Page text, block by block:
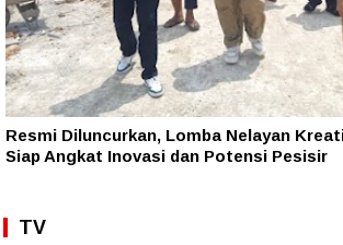
Resmi Diluncurkan, Lomba Nelayan
Siap Angkat Inovasi dan Potensi Pesisir
TV